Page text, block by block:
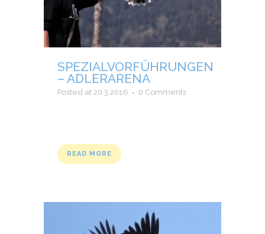
SPEZIALVORFÜHRUNGEN
– ADLERARENA
Posted at 20.3.2016 0 Comments
READ MORE